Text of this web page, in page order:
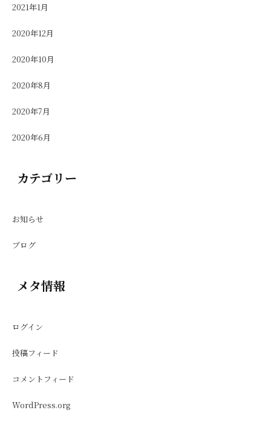
2021年1月
2020年12月
2020年10月
2020年8月
2020年7月
2020年6月
カテゴリー
お知らせ
ブログ
メタ情報
ログイン
投稿フィード
コメントフィード
WordPress.org